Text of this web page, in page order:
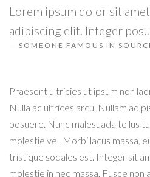
Lorem ipsum dolor sit
adipiscing elit. Integer
SOMEONE FAMOUS IN
Praesent ultricies ut ipsum non
Nulla ac ultrices arcu. Nullam
posuere. Nunc malesuada tellus
molestie vel. Morbi lacus massa,
tristique sodales est. Integer sit
molestie in nec massa. Fusce